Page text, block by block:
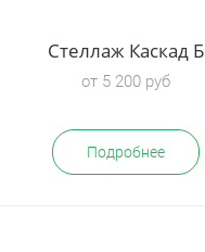
Стеллаж Каскад Б
от 5 200 руб
Подробнее